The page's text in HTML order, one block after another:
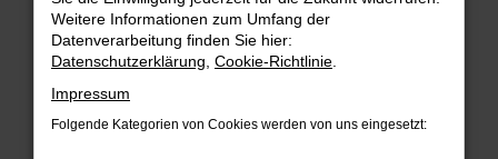
Überprüfe deine Firewall und deine
Internetverbindung.
Laden andere Webseiten, zum Beispiel deine
Suchmaschine?
Prüfe deine Browsererweiterungen.
Weitere Informationen zum Umfang der
Datenverarbeitung finden Sie hier:
Datenschutzerklärung Cookie-Richtlinie
Impressum
Folgende Kategorien von Cookies werden von uns eingesetzt: